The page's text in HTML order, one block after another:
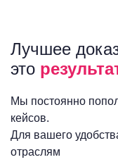
Лучшее
это
Мы постоянно
кейсов.
Для вашего
отраслям